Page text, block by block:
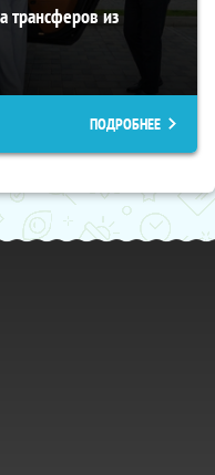
трансферов из
ПОДРОБНЕЕ